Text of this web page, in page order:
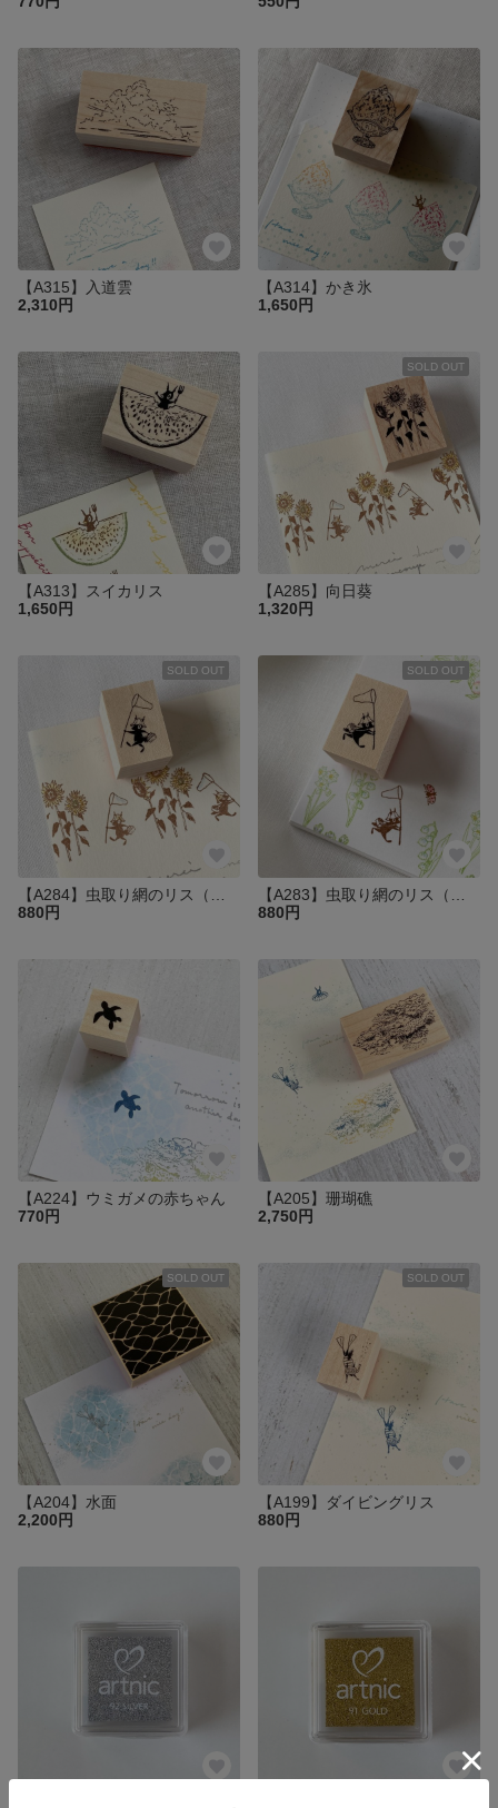
【A315】入道雲
2,310円
【A314】かき氷
1,650円
【A313】スイカリス
1,650円
SOLD OUT
【A285】向日葵
1,320円
SOLD OUT
880円
SOLD OUT
880円
【A224】ウミガメの赤ちゃん
770円
【A205】珊瑚礁
2,750円
SOLD OUT
【A204】水面
2,200円
SOLD OUT
【A199】ダイビングリス
880円